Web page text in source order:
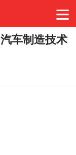
车制造技术